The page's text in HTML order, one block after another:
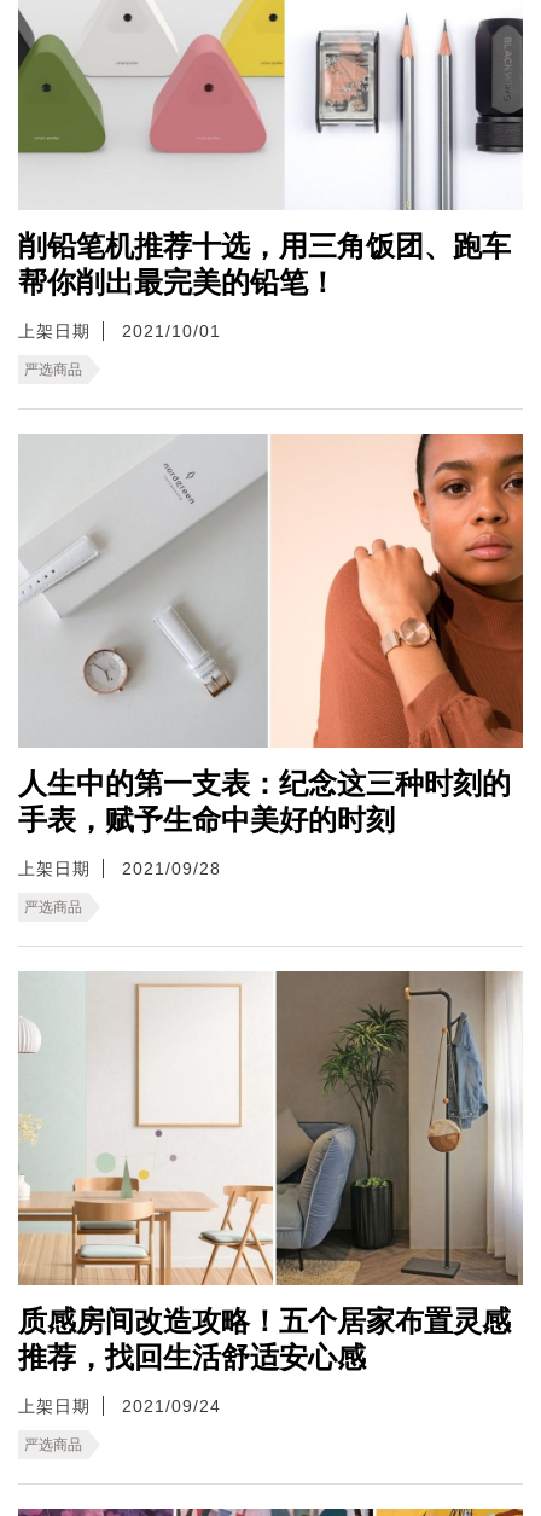
削铅笔机推荐十选，用三角饭团、跑车
帮你削出最完美的铅笔！
上架日期 2021/10/01
严选商品
人生中的第一支表：纪念这三种时刻的
手表，赋予生命中美好的时刻
上架日期 2021/09/28
严选商品
质感房间改造攻略！五个居家布置灵感
推荐，找回生活舒适安心感
上架日期 2021/09/24
严选商品